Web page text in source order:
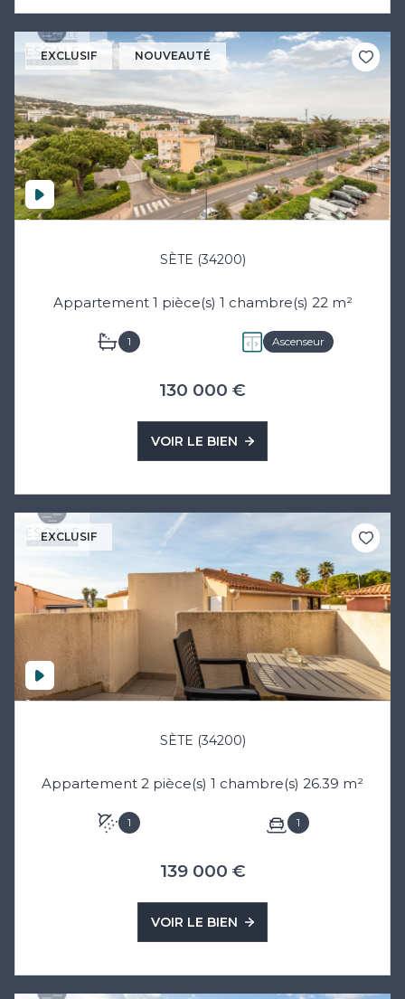
EXCLUSIF NOUVEAUTÉ
SÈTE (34200)
Appartement 1 pièce(s) 1 chambre(s) 22 m²
1 Ascenseur
130 000 €
VOIR LE BIEN
EXCLUSIF
SÈTE (34200)
Appartement 2 pièce(s) 1 chambre(s) 26.39 m²
1 1
139 000 €
VOIR LE BIEN